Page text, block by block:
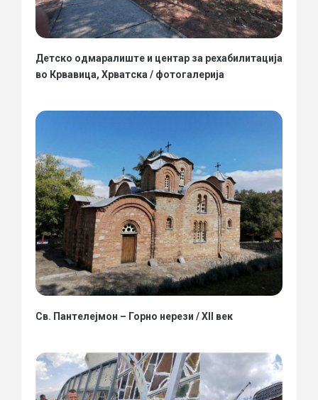
Детско одмаралиште и центар за рехабилитација
во Крвавица, Хрватска / фотогалерија
Св. Пантелејмон – Горно нерези / XII век